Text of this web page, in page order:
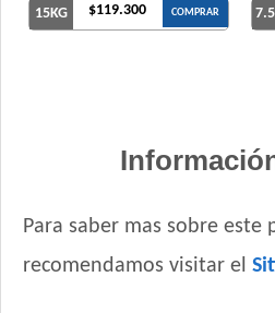
15KG $119.300 COMPRAR
Para saber mas sobre este
recomendamos visitar el